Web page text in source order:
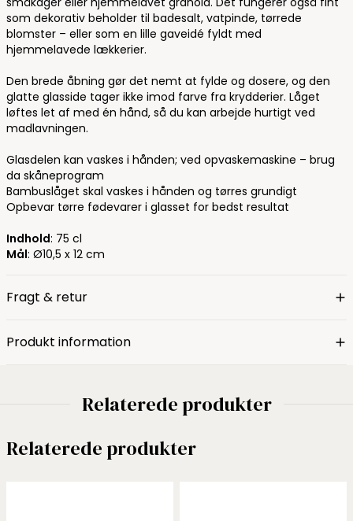
som dekorativ beholder til badesalt, vatpinde, tørrede
blomster – eller som en lille gaveidé fyldt med
hjemmelavede lækkerier.
Den brede åbning gør det nemt at fylde og dosere, og den
glatte glasside tager ikke imod farve fra krydderier. Låget
løftes let af med én hånd, så du kan arbejde hurtigt ved
madlavningen.
Glasdelen kan vaskes i hånden; ved opvaskemaskine – brug
da skåneprogram
Bambuslåget skal vaskes i hånden og tørres grundigt
Opbevar tørre fødevarer i glasset for bedst resultat
Indhold: 75 cl
Mål: Ø10,5 x 12 cm
Fragt & retur
Produkt information
Relaterede produkter
Relaterede produkter